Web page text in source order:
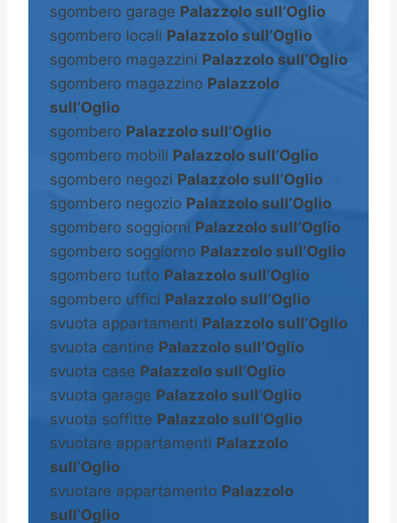
sgombero garage Palazzolo sull’Oglio
sgombero locali Palazzolo sull’Oglio
sgombero magazzini Palazzolo sull’Oglio
sgombero magazzino Palazzolo
sull’Oglio
sgombero Palazzolo sull’Oglio
sgombero mobili Palazzolo sull’Oglio
sgombero negozi Palazzolo sull’Oglio
sgombero negozio Palazzolo sull’Oglio
sgombero soggiorni Palazzolo sull’Oglio
sgombero soggiorno Palazzolo sull’Oglio
sgombero tutto Palazzolo sull’Oglio
sgombero uffici Palazzolo sull’Oglio
svuota appartamenti Palazzolo sull’Oglio
svuota cantine Palazzolo sull’Oglio
svuota case Palazzolo sull’Oglio
svuota garage Palazzolo sull’Oglio
svuota soffitte Palazzolo sull’Oglio
svuotare appartamenti Palazzolo
sull’Oglio
svuotare appartamento Palazzolo
sull’Oglio